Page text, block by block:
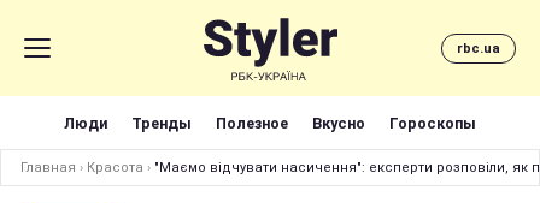
rbc.ua
Люди Тренды Полезное Вкусно Гороскопы
Главная › Красота › "Маємо відчувати насичення": експерти розповіли, як